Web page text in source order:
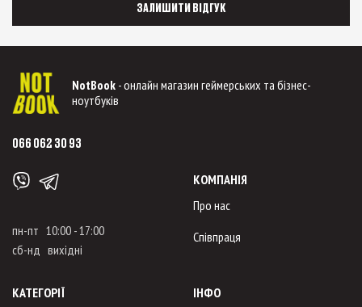
ЗАЛИШИТИ ВІДГУК
NotBook - онлайн магазин геймерських та бізнес-
ноутбуків
066 062 30 93
пн-пт 10:00 - 17:00
сб-нд вихідні
КОМПАНІЯ
Про нас
Співпраця
КАТЕГОРІЇ
ІНФО